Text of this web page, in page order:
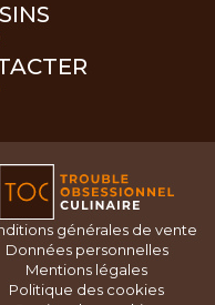
générales de vente
Données personnelles
Mentions légales
Politique des cookies